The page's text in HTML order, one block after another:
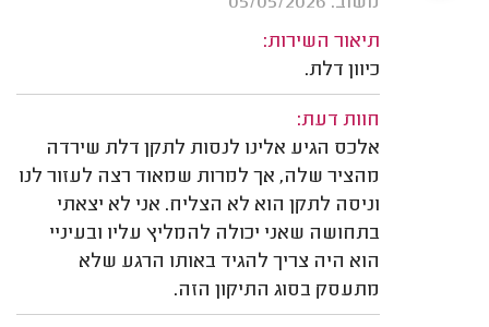
תיאור השירות:
כיוון דלת.
חוות דעת:
אלכס הגיע אלינו לנסות לתקן דלת שירדה
מהציר שלה, אך למרות שמאוד רצה לעזור לנו
וניסה לתקן הוא לא הצליח. אני לא יצאתי
בתחושה שאני יכולה להמליץ עליו ובעיניי
הוא היה צריך להגיד באותו הרגע שלא
מתעסק בסוג התיקון הזה.